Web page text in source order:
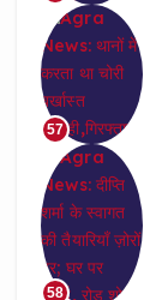
57
58